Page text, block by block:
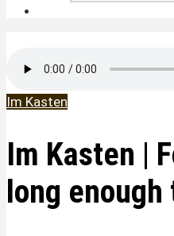
Im Kasten
Im Kasten |
long